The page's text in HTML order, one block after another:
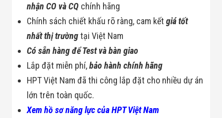
Máy
Tin Khuyến Mãi
nhận CO và CQ chính hãng
Chính sách chiết khấu rõ ràng, cam kếtgiá tốt
nhất thị trườngtại Việt Nam
Có sẵn hàng để Test và bàn giao
Lắp đặt miễn phí,bảo hành chính hãng
HPT Việt Nam đã thi công lắp đặt cho nhiều dự án
lớn trên toàn quốc.
Xem hồ sơ năng lực của HPT Việt Nam